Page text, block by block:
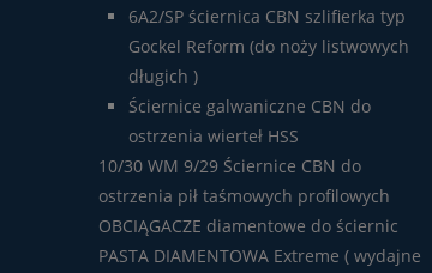
6A2/SP ściernica CBN szlifierka typ
Gockel Reform (do noży listwowych
długich )
Ściernice galwaniczne CBN do
ostrzenia wierteł HSS
10/30 WM 9/29 Ściernice CBN do
ostrzenia pił taśmowych profilowych
OBCIĄGACZE diamentowe do ściernic
PASTA DIAMENTOWA Extreme ( wydajne